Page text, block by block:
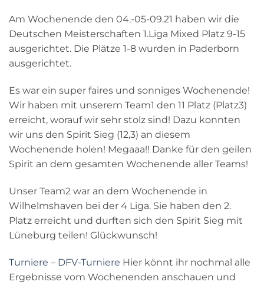
Am Wochenende den 04.-05-09.21 haben wir die
Deutschen Meisterschaften 1.Liga Mixed Platz 9-15
ausgerichtet. Die Plätze 1-8 wurden in Paderborn
ausgerichtet.
Es war ein super faires und sonniges Wochenende!
Wir haben mit unserem Team1 den 11 Platz (Platz3)
erreicht, worauf wir sehr stolz sind! Dazu konnten
wir uns den Spirit Sieg (12,3) an diesem
Wochenende holen! Megaaa!! Danke für den geilen
Spirit an dem gesamten Wochenende aller Teams!
Unser Team2 war an dem Wochenende in
Wilhelmshaven bei der 4 Liga. Sie haben den 2.
Platz erreicht und durften sich den Spirit Sieg mit
Lüneburg teilen! Glückwunsch!
Turniere – DFV-Turniere Hier könnt ihr nochmal alle
Ergebnisse vom Wochenenden anschauen und